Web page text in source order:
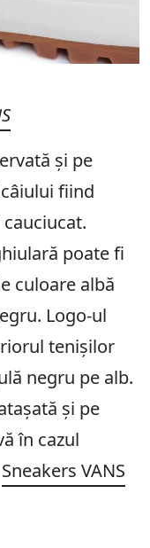
și pe
fiind
poate fi
culoare albă
Logo-ul
tenișilor
negru pe alb.
și pe
în cazul
Sneakers VANS